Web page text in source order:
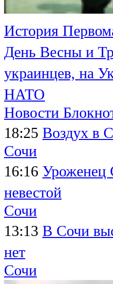
История
День Весны и
украинцев, на
НАТО
Новости
18:25 Воздух в
Сочи
16:16 Уроженец
невестой
Сочи
13:13 В Сочи
нет
Сочи